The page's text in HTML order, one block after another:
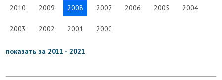
2010 2009 2008 2007 2006 2005 2004
2003 2002 2001 2000
показать за 2011 - 2021